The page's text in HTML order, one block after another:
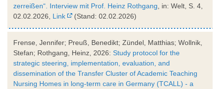
zerreißen“. Interview mit Prof. Heinz Rothgang , in: Welt, S. 4,
02.02.2026, Link (Stand: 02.02.2026)
Frense, Jennifer; Preuß, Benedikt; Zündel, Matthias; Wollnik,
Stefan; Rothgang, Heinz, 2026: Study protocol for the
strategic steering, implementation, evaluation, and
dissemination of the Transfer Cluster of Academic Teaching
Nursing Homes in long-term care in Germany (TCALL) - a